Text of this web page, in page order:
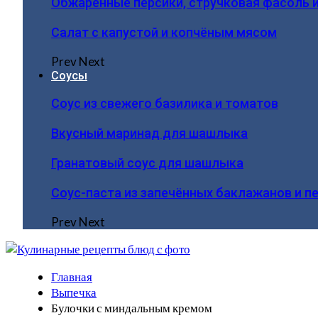
Салат с капустой и копчёным мясом
PrevNext
Соусы
Соус из свежего базилика и томатов
Вкусный маринад для шашлыка
Гранатовый соус для шашлыка
Соус-паста из запечённых баклажанов и
PrevNext
Главная
Выпечка
Булочки с миндальным кремом